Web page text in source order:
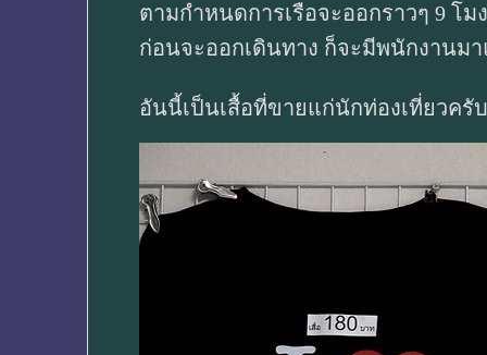
ตามกำหนดการเรือจะออกราวๆ 9 โม
ก่อนจะออกเดินทาง ก็จะมีพนักงานม
อันนี้เป็นเสื้อที่ขายแก่นักท่องเที่ยวครับ